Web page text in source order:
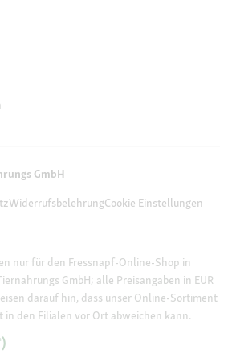
GmbH
WiderrufsbelehrungCookie Einstellungen
nur für den Fressnapf-Online-Shop in
GmbH; alle Preisangaben in EUR
darauf hin, dass unser Online-Sortiment
den Filialen vor Ort abweichen kann.